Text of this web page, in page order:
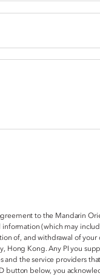
to the Mandarin
(which may
of, and withdrawal of
Hong Kong. Any PI you
and the service providers
button below, you